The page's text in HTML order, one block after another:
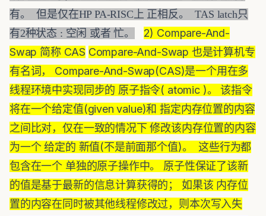
有。 但是仅在HP PA-RISC上 正相反。 TAS latch只
有2种状态 : 空闲 或者 忙。
2) Compare-And-
Swap 简称 CAS Compare-And-Swap 也是计算机专
有名词， Compare-And-Swap(CAS)是一个用在多
线程环境中实现同步的 原子指令( atomic )。 该指令
将在一个给定值(given value)和 指定内存位置的内容
之间比对，仅在一致的情况下 修改该内存位置的内容
为一个 给定的 新值(不是前面那个值)。 这些行为都
包含在一个 单独的原子操作中。 原子性保证了该新
的值是基于最新的信息计算获得的； 如果该 内存位
置的内容在同时被其他线程修改过，则本次写入失